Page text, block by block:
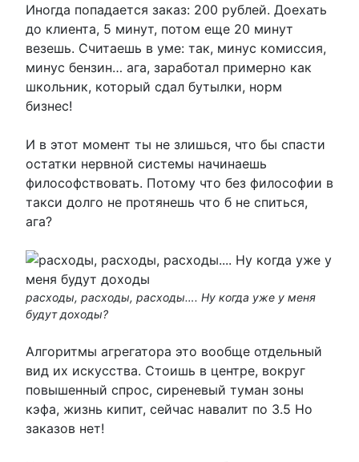
Иногда попадается заказ: 200 рублей. Доехать
до клиента, 5 минут, потом еще 20 минут
везешь. Считаешь в уме: так, минус комиссия,
минус бензин… ага, заработал примерно как
школьник, который сдал бутылки, норм
бизнес!
И в этот момент ты не злишься, что бы спасти
остатки нервной системы начинаешь
философствовать. Потому что без философии в
такси долго не протянешь что б не спиться,
ага?
расходы, расходы, расходы…. Ну когда уже у меня
будут доходы?
Алгоритмы агрегатора это вообще отдельный
вид их искусства. Стоишь в центре, вокруг
повышенный спрос, сиреневый туман зоны
кэфа, жизнь кипит, сейчас навалит по 3.5 Но
заказов нет!